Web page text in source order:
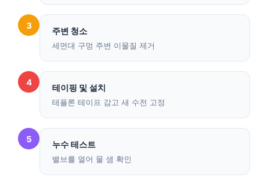
3
주변 청소
세면대 구멍 주변 이물질 제거
4
테이핑 및 설치
테플론 테이프 감고 새 수전 고정
5
누수 테스트
밸브를 열어 물 샘 확인